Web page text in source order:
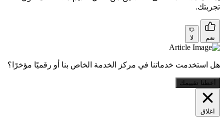
تجربتك.
نعم لا
هل استخدمت خدماتنا في مركز الخدمة الخاص بنا أو رقميًا مؤخرًا؟
أعطنا تقييمك
اغلاق